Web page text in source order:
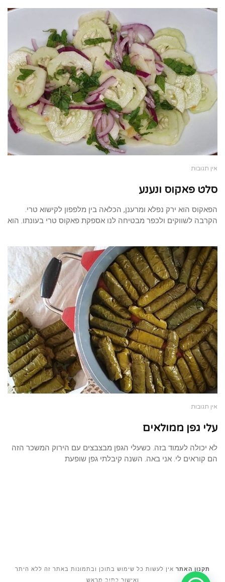
אין תגובות
סלט פאקוס ונענע
הפאקוס הוא ירק נפלא ומרענן, הכלאה בין מלפפון לקישוא טרי.
הקרבה לשווקים ולכפר מבטיחה לנו אספקת פאקוס טרי בעונתו. הוא
אין תגובות
עלי גפן ממולאים
לא יכולה לעמוד בזה. כשעלי הגפן מבצבצים עם הירוק המשכר הזה
הם קוראים לי. אני באה. השנה קיבלתי גפן שופעת
תקנון האתר אין לעשות כל שימוש בתוכן ובתמונות באתר זה ללא היתר
ואישור כתוב מראש